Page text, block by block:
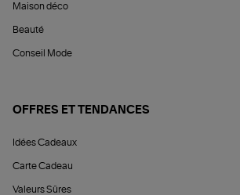
Maison déco
Beauté
Conseil Mode
OFFRES ET TENDANCES
Idées Cadeaux
Carte Cadeau
Valeurs Sûres